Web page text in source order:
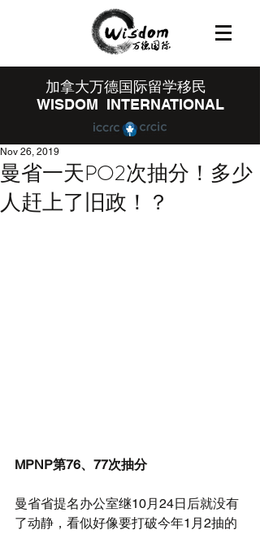
​加拿大万德国际留学移民
WISDOM INTERNATIONAL
曼省一天PO2次抽分！多少
人赶上了旧政！？
Nov 26, 2019
MPNP第76、77次抽分
曼省省提名办公室继10月24日后就没有
了动静，看似好像要打破今年1月2抽的